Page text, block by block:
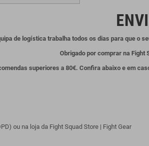
de logística trabalha todos os dias para que o
Obrigado por comprar na Fight
superiores a 80€. Confira abaixo e em
ou na loja da Fight Squad Store | Fight Gear